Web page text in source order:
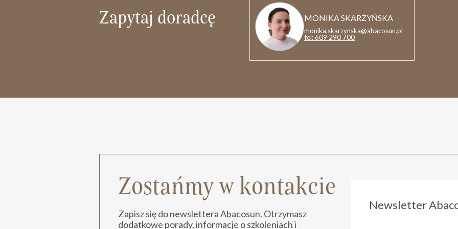
Zapytaj doradcę MONIKA SKARŻYŃSKA
monika.skarzynska@abacosun.pl
tel: 609 290 700
Zostańmy w kontakcie
Zapisz się do newslettera Abacosun. Otrzymasz
dodatkowe porady, informacje o szkoleniach i
Newsletter